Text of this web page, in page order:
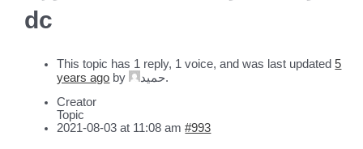
dc
This topic has 1 reply, 1 voice, and was last updated5
years ago by حمید.
Creator
Topic
2021-08-03 at 11:08 am #993